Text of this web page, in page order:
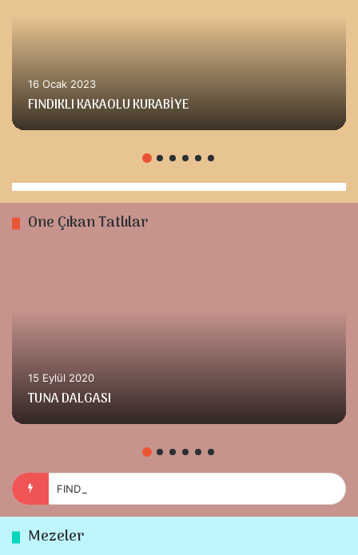
16 Ocak 2023
FINDIKLI KAKAOLU KURABİYE
Öne Çıkan Tatlılar
15 Eylül 2020
TUNA DALGASI
FINDIKLI KAKAOLU KURABİYE
Mezeler